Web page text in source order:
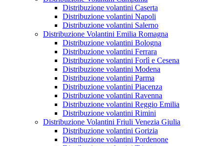
Distribuzione volantini Caserta
Distribuzione volantini Napoli
Distribuzione volantini Salerno
Distribuzione Volantini Emilia Romagna
Distribuzione volantini Bologna
Distribuzione volantini Ferrara
Distribuzione volantini Forlì e Cesena
Distribuzione volantini Modena
Distribuzione volantini Parma
Distribuzione volantini Piacenza
Distribuzione volantini Ravenna
Distribuzione volantini Reggio Emilia
Distribuzione volantini Rimini
Distribuzione Volantini Friuli Venezia Giulia
Distribuzione volantini Gorizia
Distribuzione volantini Pordenone